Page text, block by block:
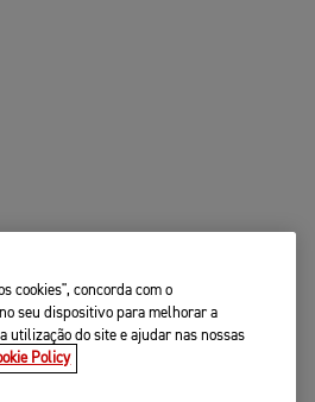
cookies", concorda com o
seu dispositivo para melhorar a
utilização do site e ajudar nas nossas
Policy